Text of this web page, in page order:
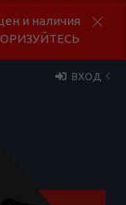
и наличия
ВХОД